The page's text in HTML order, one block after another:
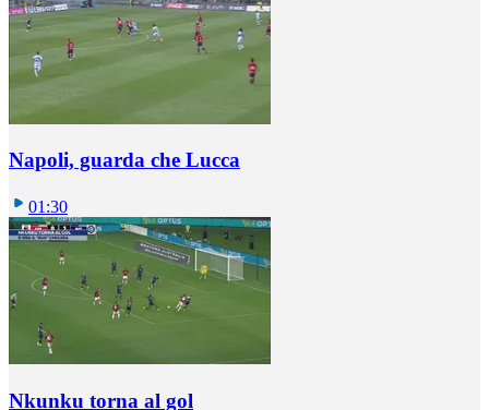
Napoli, guarda che Lucca
01:30
Nkunku torna al gol